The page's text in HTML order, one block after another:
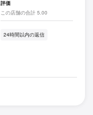
評価
この店舗の合計 5.00
24時間以内の返信